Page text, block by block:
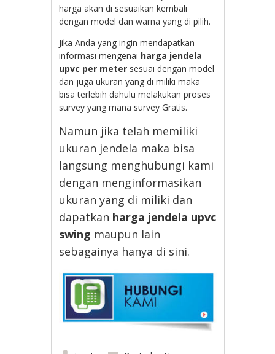
harga akan di sesuaikan kembali
dengan model dan warna yang di pilih.
Jika Anda yang ingin mendapatkan
informasi mengenai harga jendela
upvc per meter sesuai dengan model
dan juga ukuran yang di miliki maka
bisa terlebih dahulu melakukan proses
survey yang mana survey Gratis.
Namun jika telah memiliki
ukuran jendela maka bisa
langsung menghubungi kami
dengan menginformasikan
ukuran yang di miliki dan
dapatkan harga jendela upvc
swing maupun lain
sebagainya hanya di sini.